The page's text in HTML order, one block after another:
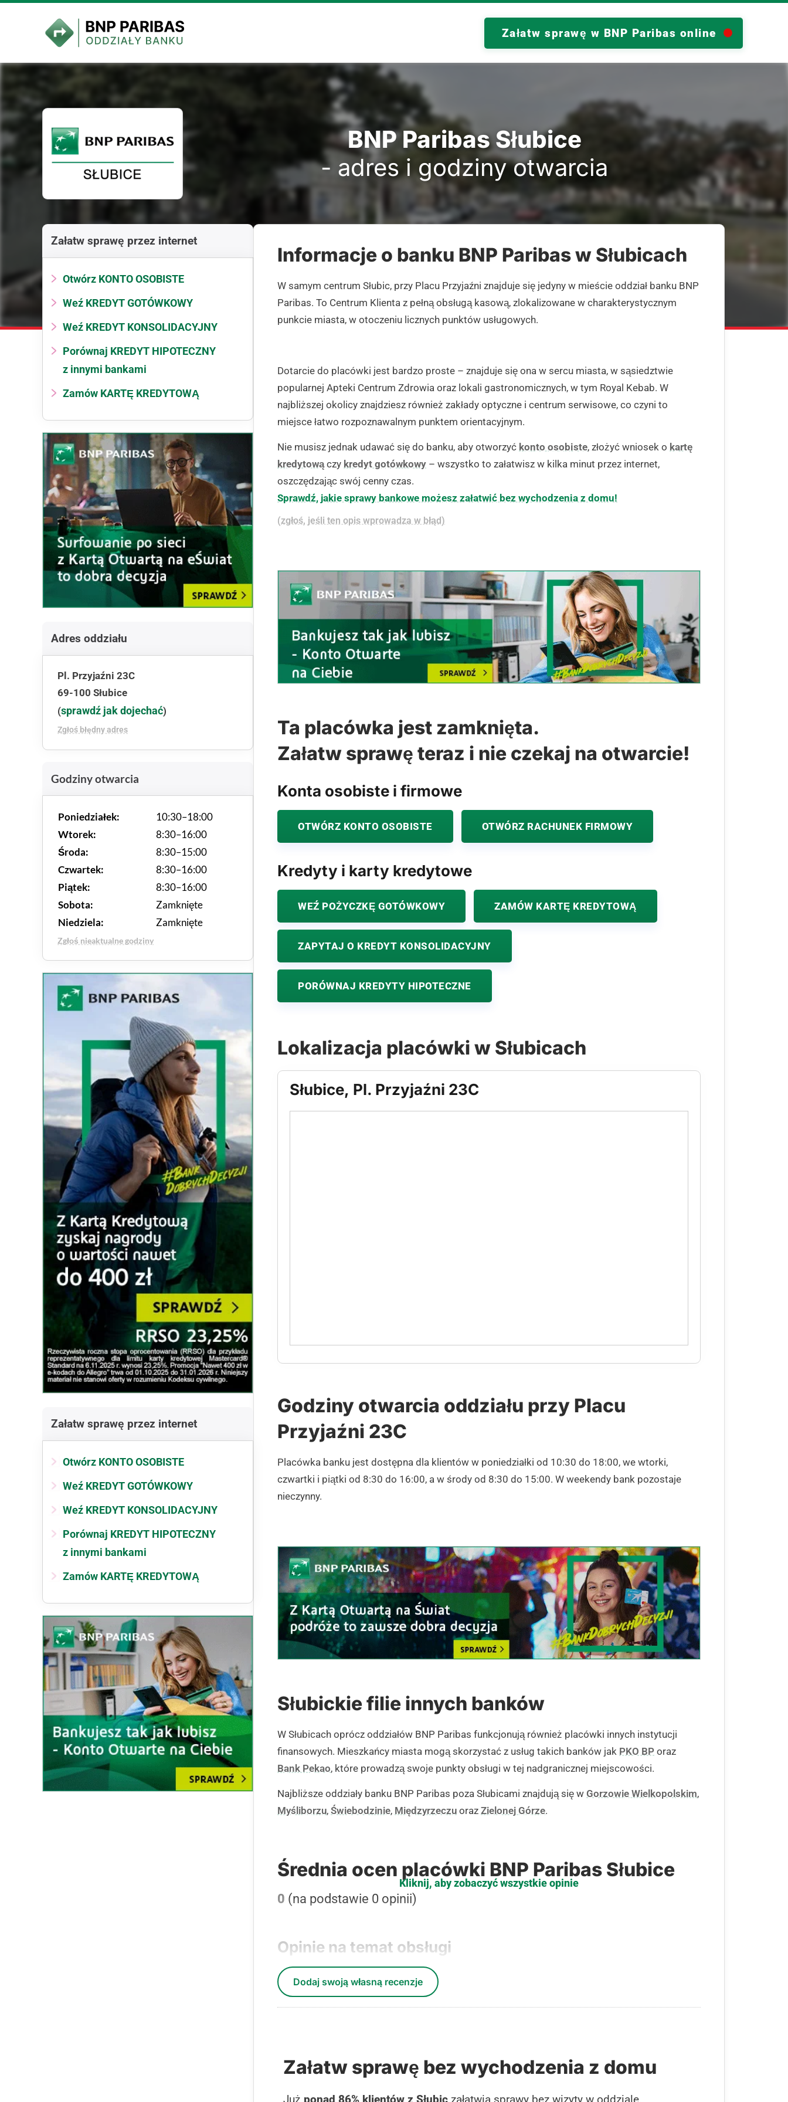
Załatw sprawę w BNP Paribas online
BNP Paribas Słubice
- adres i godziny otwarcia
Załatw sprawę przez internet
Otwórz KONTO OSOBISTE
Weź KREDYT GOTÓWKOWY
Weź KREDYT KONSOLIDACYJNY
Porównaj KREDYT HIPOTECZNY
z innymi bankami
Zamów KARTĘ KREDYTOWĄ
Adres oddziału
Pl. Przyjaźni 23C
69-100 Słubice
(sprawdź jak dojechać)
Zgłoś błędny adres
Godziny otwarcia
Poniedziałek:
10:30–18:00
Wtorek:
8:30–16:00
Środa:
8:30–15:00
Czwartek:
8:30–16:00
Piątek:
8:30–16:00
Sobota:
Zamknięte
Niedziela:
Zamknięte
Zgłoś nieaktualne godziny
Załatw sprawę przez internet
Otwórz KONTO OSOBISTE
Weź KREDYT GOTÓWKOWY
Weź KREDYT KONSOLIDACYJNY
Porównaj KREDYT HIPOTECZNY
z innymi bankami
Zamów KARTĘ KREDYTOWĄ
Informacje o banku BNP Paribas w Słubicach
W samym centrum Słubic, przy Placu Przyjaźni znajduje się jedyny w mieście oddział banku BNP
Paribas. To Centrum Klienta z pełną obsługą kasową, zlokalizowane w charakterystycznym
punkcie miasta, w otoczeniu licznych punktów usługowych.
Dotarcie do placówki jest bardzo proste – znajduje się ona w sercu miasta, w sąsiedztwie
popularnej Apteki Centrum Zdrowia oraz lokali gastronomicznych, w tym Royal Kebab. W
najbliższej okolicy znajdziesz również zakłady optyczne i centrum serwisowe, co czyni to
miejsce łatwo rozpoznawalnym punktem orientacyjnym.
Nie musisz jednak udawać się do banku, aby otworzyć konto osobiste, złożyć wniosek o kartę
kredytowączy kredyt gotówkowy – wszystko to załatwisz w kilka minut przez internet,
oszczędzając swój cenny czas.
Sprawdź, jakie sprawy bankowe możesz załatwić bez wychodzenia z domu!
(zgłoś, jeśli ten opis wprowadza w błąd)
Ta placówka jest zamknięta.
Załatw sprawę teraz i nie czekaj na otwarcie!
Konta osobiste i firmowe
OTWÓRZ KONTO OSOBISTE OTWÓRZ RACHUNEK FIRMOWY
Kredyty i karty kredytowe
WEŹ POŻYCZKĘ GOTÓWKOWY ZAMÓW KARTĘ KREDYTOWĄ
ZAPYTAJ O KREDYT KONSOLIDACYJNY
PORÓWNAJ KREDYTY HIPOTECZNE
Lokalizacja placówki w Słubicach
Słubice, Pl. Przyjaźni 23C
Godziny otwarcia oddziału przy Placu
Przyjaźni 23C
Placówka banku jest dostępna dla klientów w poniedziałki od 10:30 do 18:00, we wtorki,
czwartki i piątki od 8:30 do 16:00, a w środy od 8:30 do 15:00. W weekendy bank pozostaje
nieczynny.
Słubickie filie innych banków
W Słubicach oprócz oddziałów BNP Paribas funkcjonują również placówki innych instytucji
finansowych. Mieszkańcy miasta mogą skorzystać z usług takich banków jak PKO BP oraz
Bank Pekao, które prowadzą swoje punkty obsługi w tej nadgranicznej miejscowości.
Najbliższe oddziały banku BNP Paribas poza Słubicami znajdują się w Gorzowie Wielkopolskim,
Myśliborzu, Świebodzinie, Międzyrzeczu oraz Zielonej Górze.
Średnia ocen placówki BNP Paribas Słubice
0 (na podstawie 0 opinii)
Opinie na temat obsługi
Kliknij, aby zobaczyć wszystkie opinie
Dodaj swoją własną recenzje
Załatw sprawę bez wychodzenia z domu